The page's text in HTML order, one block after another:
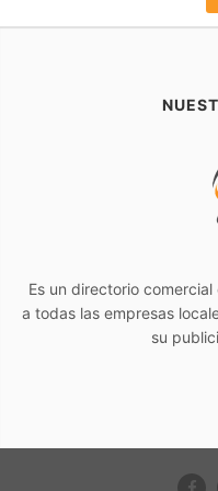
Es un directorio
a todas las empresas
su